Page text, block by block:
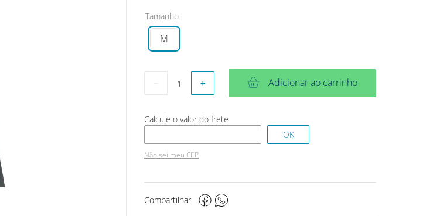
Tamanho
M
＋ Adicionar ao carrinho
Não sei meu CEP
Compartilhar